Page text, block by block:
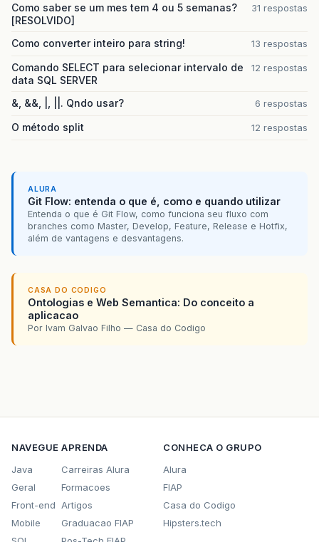
Como saber se um mes tem 4 ou 5 semanas?
[RESOLVIDO]
31 respostas
Como converter inteiro para string! 13 respostas
Comando SELECT para selecionar intervalo de
data SQL SERVER
12 respostas
&, &&, |, ||. Qndo usar? 6 respostas
O método split 12 respostas
ALURA
Git Flow: entenda o que é, como e quando utilizar
Entenda o que é Git Flow, como funciona seu fluxo com
branches como Master, Develop, Feature, Release e Hotfix,
além de vantagens e desvantagens.
CASA DO CODIGO
Ontologias e Web Semantica: Do conceito a
aplicacao
Por Ivam Galvao Filho — Casa do Codigo
NAVEGUE
Java
Geral
Front-end
Mobile
APRENDA
Carreiras Alura
Formacoes
Artigos
Graduacao FIAP
CONHECA O GRUPO
Alura
FIAP
Casa do Codigo
Hipsters.tech